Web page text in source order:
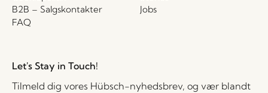
B2B – Salgskontakter
FAQ
Jobs
Let's Stay in Touch!
Tilmeld dig vores Hübsch-nyhedsbrev, og vær blandt